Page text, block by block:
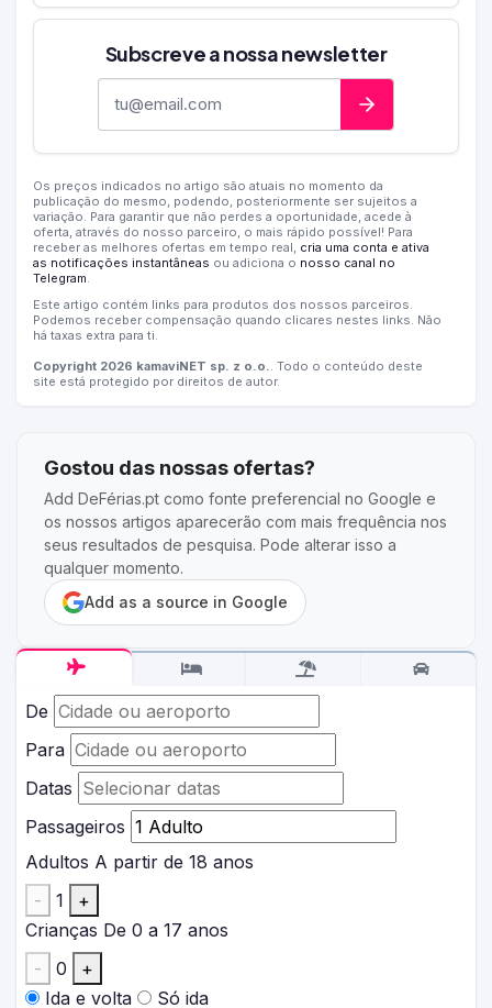
De
Para
Datas
Passageiros
Adultos A partir de 18 anos
-
1
+
Crianças De 0 a 17 anos
-
0
+
Ida e volta
Só ida
Subscreve a nossa newsletter
Os preços indicados no artigo são atuais no momento da
publicação do mesmo, podendo, posteriormente ser sujeitos a
variação. Para garantir que não perdes a oportunidade, acede à
oferta, através do nosso parceiro, o mais rápido possível! Para
receber as melhores ofertas em tempo real, cria uma conta e ativa
as notificações instantâneas ou adiciona o nosso canal no
Telegram.
Este artigo contém links para produtos dos nossos parceiros.
Podemos receber compensação quando clicares nestes links. Não
há taxas extra para ti.
Copyright 2026 kamaviNET sp. z o.o.. Todo o conteúdo deste
site está protegido por direitos de autor.
Gostou das nossas ofertas?
Add DeFérias.pt como fonte preferencial no Google e
os nossos artigos aparecerão com mais frequência nos
seus resultados de pesquisa. Pode alterar isso a
qualquer momento.
Add as a source in Google